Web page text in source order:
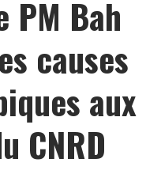
Bah
causes
aux
CNRD